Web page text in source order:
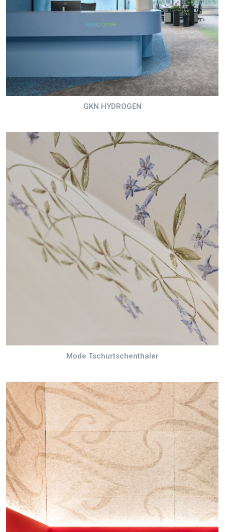
GKN HYDROGEN
Mode Tschurtschenthaler